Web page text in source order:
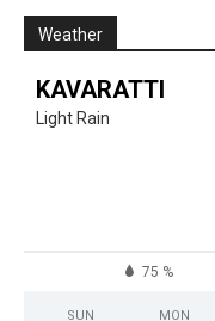
Weather
KAVARATTI
Light Rain
75 %
SUN MON